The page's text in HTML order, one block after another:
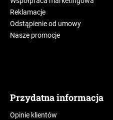
Reklamacje
Odstąpienie od umowy
Nasze promocje
Przydatna informacja
Opinie klientów